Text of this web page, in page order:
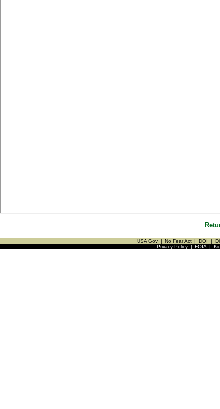
USA Gov | No Fear Act | DOI |
Privacy Policy| FOIA|